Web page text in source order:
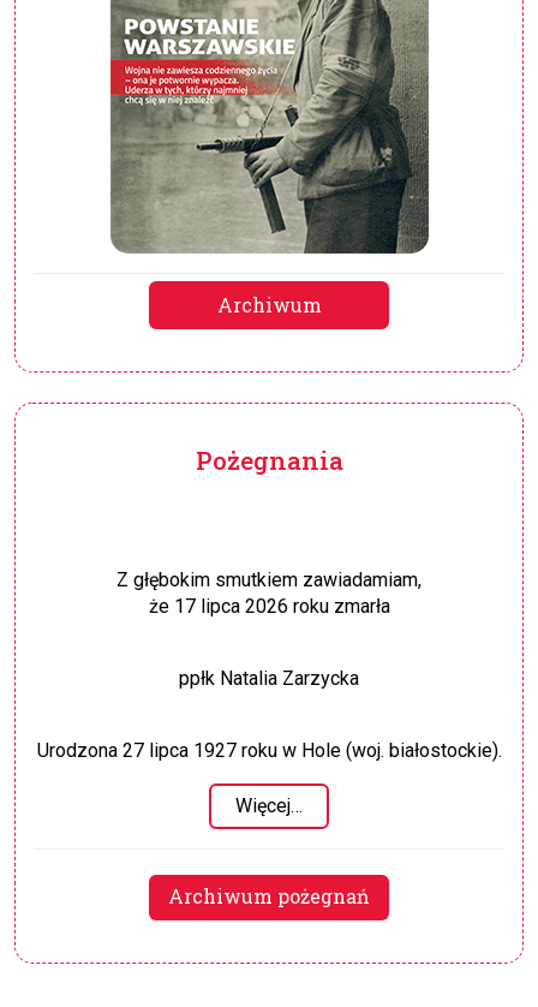
Archiwum
Pożegnania
Z głębokim smutkiem zawiadamiam,
że 17 lipca 2026 roku zmarła
ppłk Natalia Zarzycka
Urodzona 27 lipca 1927 roku w Hole (woj. białostockie).
Więcej…
Archiwum pożegnań